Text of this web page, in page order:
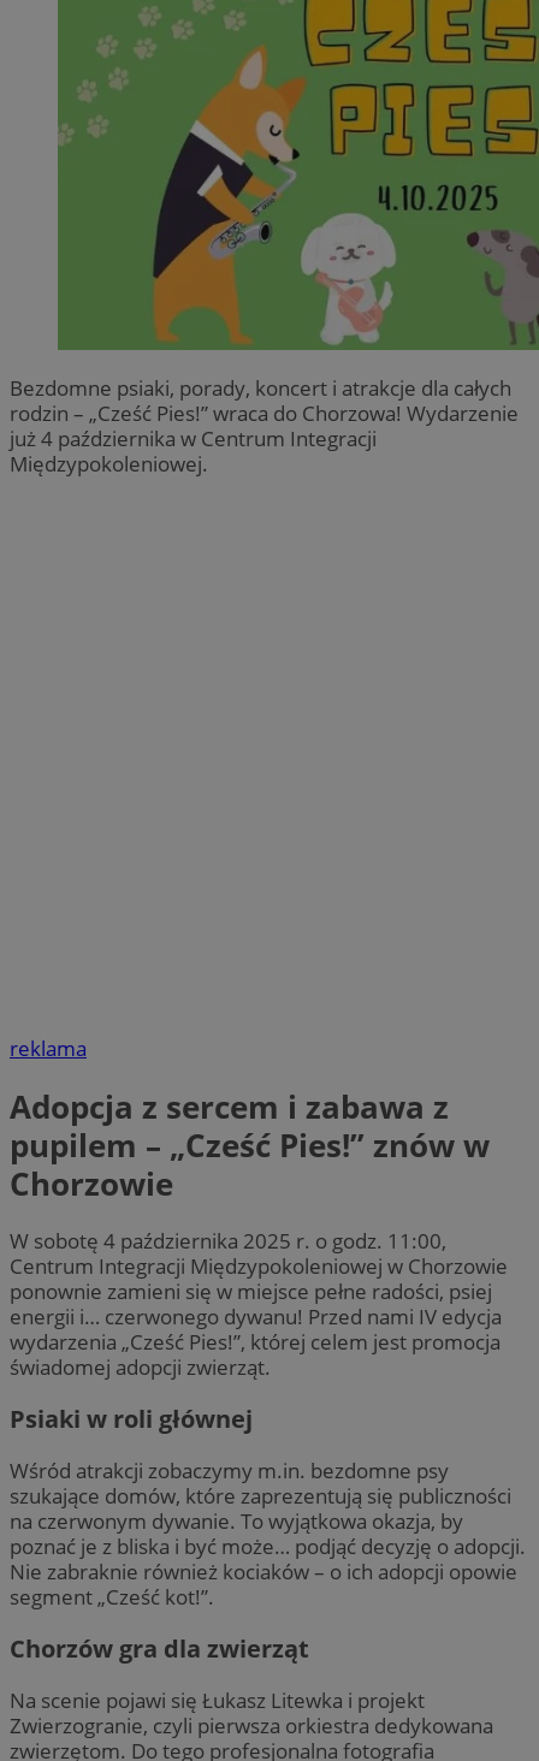
Bezdomne psiaki, porady, koncert i atrakcje dla całych
rodzin – „Cześć Pies!” wraca do Chorzowa! Wydarzenie
już 4 października w Centrum Integracji
Międzypokoleniowej.
reklama
Adopcja z sercem i zabawa z
pupilem – „Cześć Pies!” znów w
Chorzowie
W sobotę 4 października 2025 r. o godz. 11:00,
Centrum Integracji Międzypokoleniowej w Chorzowie
ponownie zamieni się w miejsce pełne radości, psiej
energii i… czerwonego dywanu! Przed nami IV edycja
wydarzenia „Cześć Pies!”, której celem jest promocja
świadomej adopcji zwierząt.
Psiaki w roli głównej
Wśród atrakcji zobaczymy m.in. bezdomne psy
szukające domów, które zaprezentują się publiczności
na czerwonym dywanie. To wyjątkowa okazja, by
poznać je z bliska i być może… podjąć decyzję o adopcji.
Nie zabraknie również kociaków – o ich adopcji opowie
segment „Cześć kot!”.
Chorzów gra dla zwierząt
Na scenie pojawi się Łukasz Litewka i projekt
Zwierzogranie, czyli pierwsza orkiestra dedykowana
zwierzętom. Do tego profesjonalna fotografia